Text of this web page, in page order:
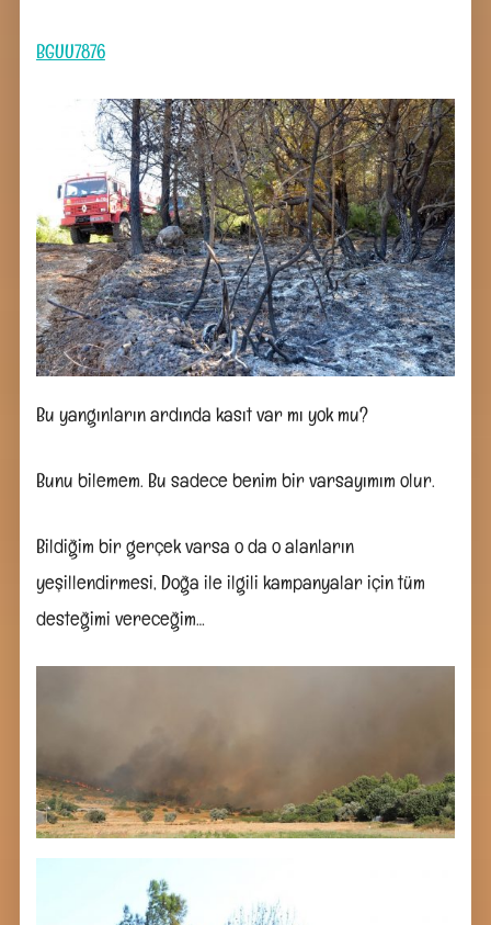
BGUU7876
Bu yangınların ardında kasıt var mı yok mu?
Bunu bilemem. Bu sadece benim bir varsayımım olur.
Bildiğim bir gerçek varsa o da o alanların
yeşillendirmesi, Doğa ile ilgili kampanyalar için tüm
desteğimi vereceğim…